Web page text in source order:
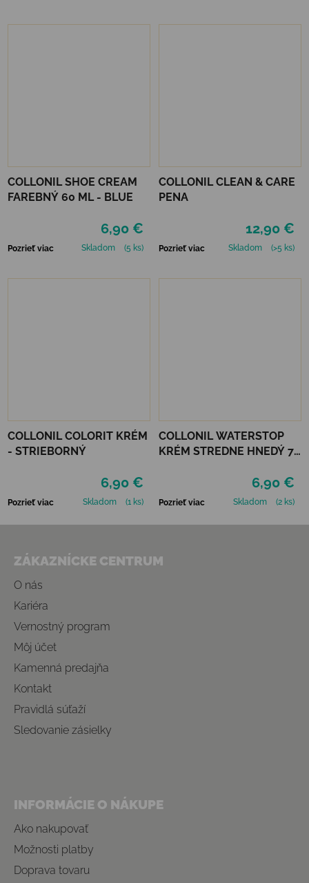
COLLONIL SHOE CREAM
FAREBNÝ 60 ML - BLUE
6,90 €
Pozrieť viac Skladom (5 ks)
COLLONIL CLEAN & CARE
PENA
12,90 €
Pozrieť viac Skladom (>5 ks)
COLLONIL COLORIT KRÉM
- STRIEBORNÝ
6,90 €
Pozrieť viac Skladom (1 ks)
COLLONIL WATERSTOP
KRÉM STREDNE HNEDÝ 75
6,90 €
Pozrieť viac Skladom (2 ks)
ZÁKAZNÍCKE CENTRUM
O nás
Kariéra
Vernostný program
Môj účet
Kamenná predajňa
Kontakt
Pravidlá súťaží
Sledovanie zásielky
INFORMÁCIE O NÁKUPE
Ako nakupovať
Možnosti platby
Doprava tovaru